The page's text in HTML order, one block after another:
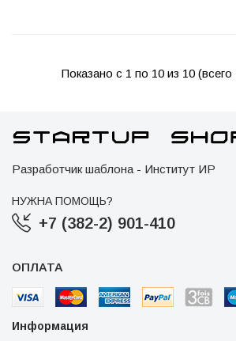
Показано с 1 по 10 из 10 (всего
Разработчик шаблона - Институт ИР
НУЖНА ПОМОЩЬ?
+7 (382-2) 901-410
ОПЛАТА
Информация